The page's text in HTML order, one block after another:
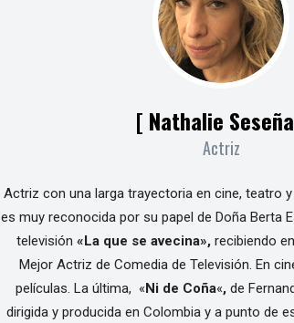
[ Nathalie
Actriz
Actriz con una larga trayectoria en cine, teatro
es muy reconocida por su papel de Doña Berta
televisión «La que se avecina»,recibiendo
Mejor Actriz de Comedia de Televisión. En
películas. La última, «Ni de Coña«, de
dirigida y producida en Colombia y a punto de